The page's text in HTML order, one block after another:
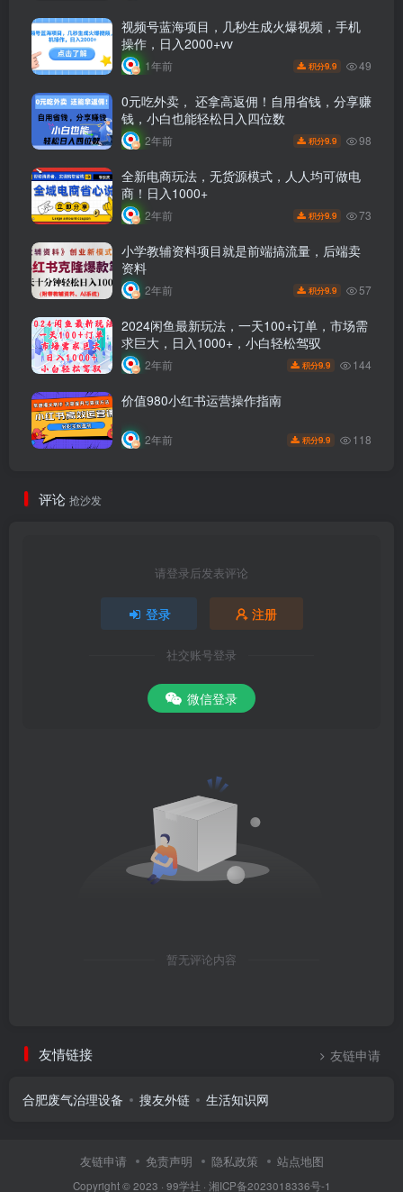
视频号蓝海项目，几秒生成火爆视频，手机
操作，日入2000+vv
1年前 积分9.9 49
0元吃外卖， 还拿高返佣！自用省钱，分享赚
钱，小白也能轻松日入四位数
2年前 积分9.9 98
全新电商玩法，无货源模式，人人均可做电
商！日入1000+
2年前 积分9.9 73
小学教辅资料项目就是前端搞流量，后端卖
资料
2年前 积分9.9 57
2024闲鱼最新玩法，一天100+订单，市场需
求巨大，日入1000+，小白轻松驾驭
2年前 积分9.9 144
价值980小红书运营操作指南
2年前 积分9.9 118
评论 抢沙发
请登录后发表评论
登录 注册
社交账号登录
微信登录
暂无评论内容
友情链接 友链申请
合肥废气治理设备 搜友外链 生活知识网
友链申请 免责声明 隐私政策 站点地图
Copyright © 2023 · 99学社 · 湘ICP备2023018336号-1